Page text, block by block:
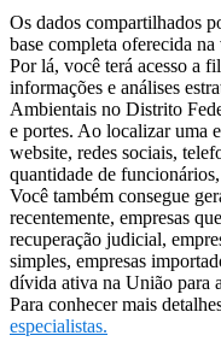
Os dados compartilhados
base completa oferecida
Por lá, você terá acesso a
informações e análises
Ambientais no Distrito
e portes. Ao localizar uma
website, redes sociais,
quantidade de
Você também consegue
recentemente, empresas
recuperação judicial,
simples, empresas
dívida ativa na União para
Para conhecer mais
especialistas.